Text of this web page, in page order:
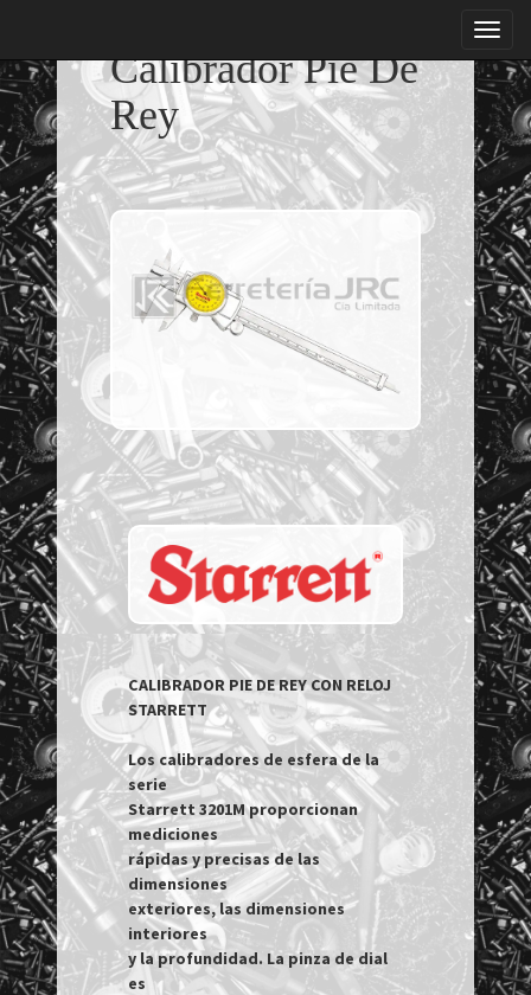
menu
Calibrador Pie De
Rey
CALIBRADOR PIE DE REY CON RELOJ
STARRETT
Los calibradores de esfera de la
serie
Starrett 3201M proporcionan
mediciones
rápidas y precisas de las
dimensiones
exteriores, las dimensiones
interiores
y la profundidad. La pinza de dial
es